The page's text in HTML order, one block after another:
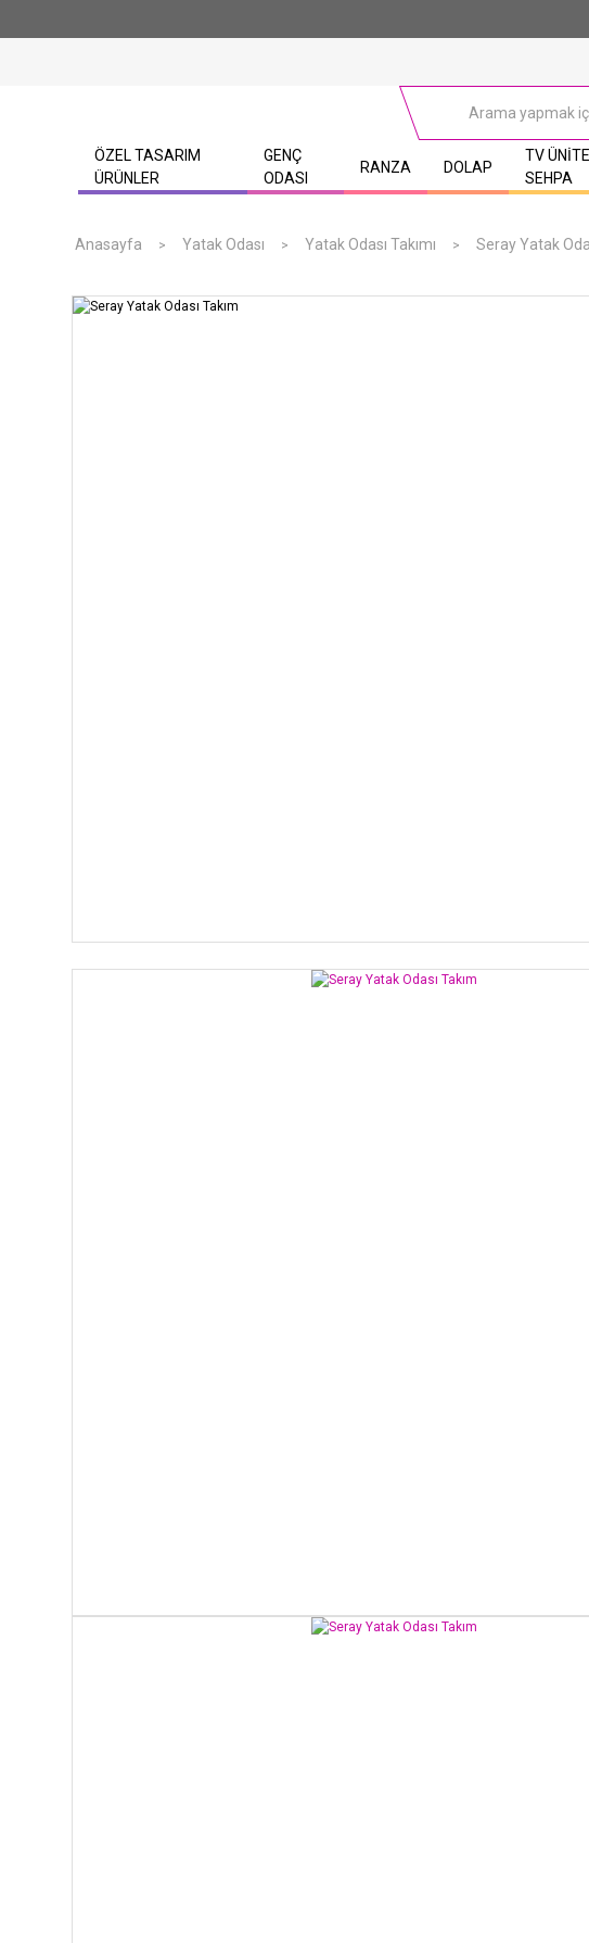
ÖZEL TASARIM
ÜRÜNLER
GENÇ
ODASI
RANZA DOLAP
TV
SEHPA
Anasayfa Yatak Odası Yatak Odası Takımı Seray Yatak